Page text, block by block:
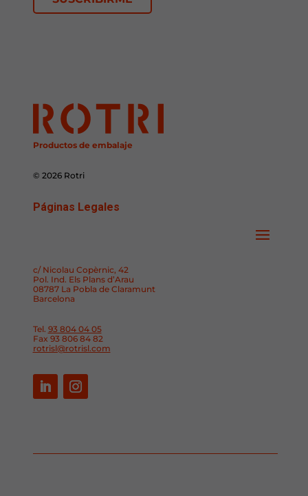
Productos de embalaje
© 2026 Rotri
Páginas Legales
c/ Nicolau Copèrnic, 42
Pol. Ind. Els Plans d’Arau
08787 La Pobla de Claramunt
Barcelona
Tel. 93 804 04 05
Fax 93 806 84 82
rotrisl@rotrisl.com